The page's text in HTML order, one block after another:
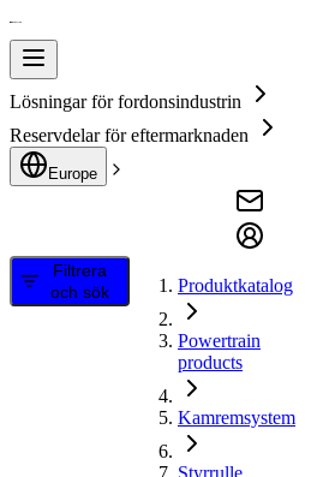
Lösningar för fordonsindustrin
Reservdelar för eftermarknaden
Europe
Filtrera
och sök
Produktkatalog
Powertrain
products
Kamremsystem
Styrrulle,